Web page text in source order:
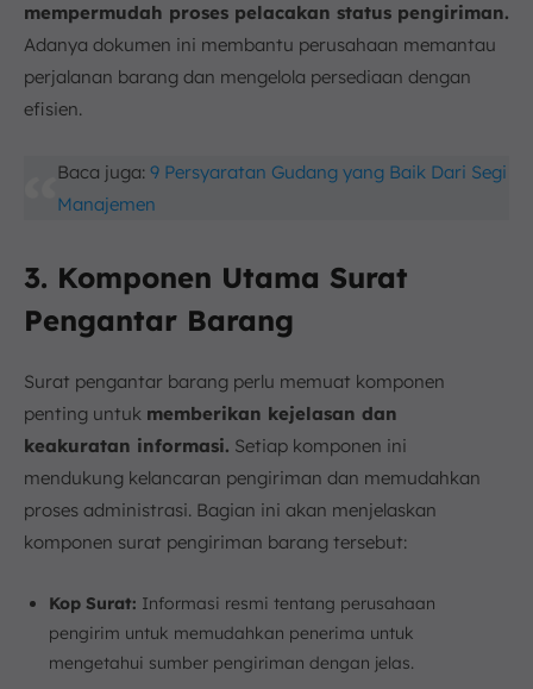
mempermudah proses pelacakan status pengiriman.
Adanya dokumen ini membantu perusahaan memantau
perjalanan barang dan mengelola persediaan dengan
efisien.
Baca juga: 9 Persyaratan Gudang yang Baik Dari Segi
Manajemen
3. Komponen Utama Surat
Pengantar Barang
Surat pengantar barang perlu memuat komponen
penting untuk memberikan kejelasan dan
keakuratan informasi. Setiap komponen ini
mendukung kelancaran pengiriman dan memudahkan
proses administrasi. Bagian ini akan menjelaskan
komponen surat pengiriman barang tersebut:
Kop Surat: Informasi resmi tentang perusahaan
pengirim untuk memudahkan penerima untuk
mengetahui sumber pengiriman dengan jelas.